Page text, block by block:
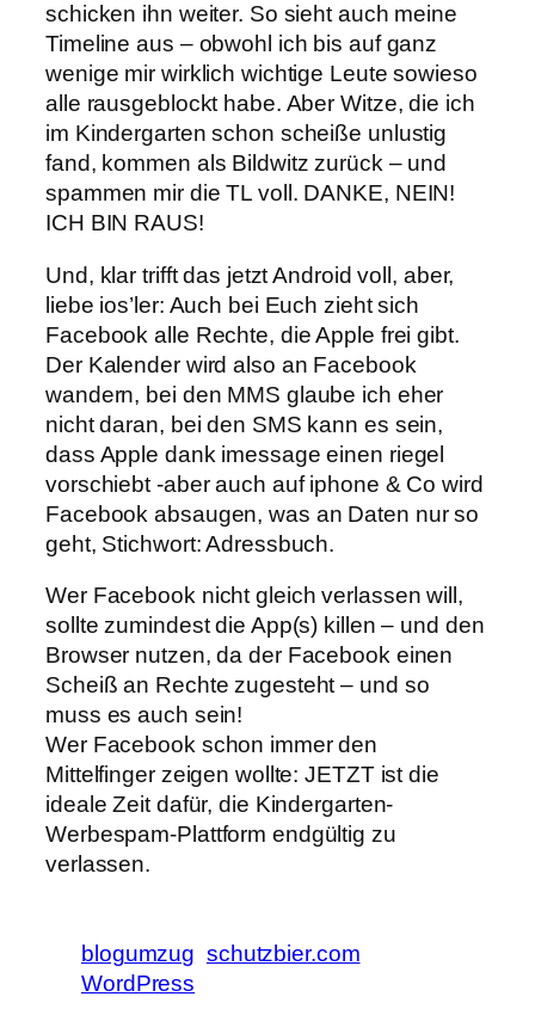
schicken ihn weiter. So sieht auch meine
Timeline aus – obwohl ich bis auf ganz
wenige mir wirklich wichtige Leute sowieso
alle rausgeblockt habe. Aber Witze, die ich
im Kindergarten schon scheiße unlustig
fand, kommen als Bildwitz zurück – und
spammen mir die TL voll. DANKE, NEIN!
ICH BIN RAUS!
Und, klar trifft das jetzt Android voll, aber,
liebe ios’ler: Auch bei Euch zieht sich
Facebook alle Rechte, die Apple frei gibt.
Der Kalender wird also an Facebook
wandern, bei den MMS glaube ich eher
nicht daran, bei den SMS kann es sein,
dass Apple dank imessage einen riegel
vorschiebt -aber auch auf iphone & Co wird
Facebook absaugen, was an Daten nur so
geht, Stichwort: Adressbuch.
Wer Facebook nicht gleich verlassen will,
sollte zumindest die App(s) killen – und den
Browser nutzen, da der Facebook einen
Scheiß an Rechte zugesteht – und so
muss es auch sein!
Wer Facebook schon immer den
Mittelfinger zeigen wollte: JETZT ist die
ideale Zeit dafür, die Kindergarten-
Werbespam-Plattform endgültig zu
verlassen.
blogumzug schutzbier.com
WordPress